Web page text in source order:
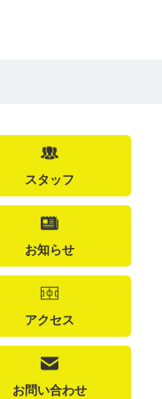
スタッフ
お知らせ
アクセス
お問い合わせ